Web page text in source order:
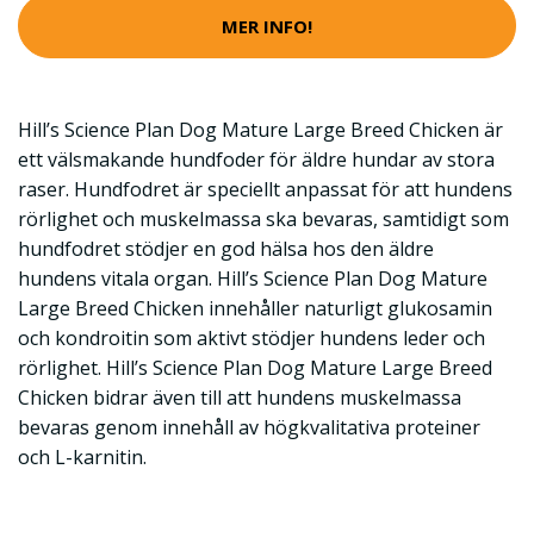
MER INFO!
Hill’s Science Plan Dog Mature Large Breed Chicken är
ett välsmakande hundfoder för äldre hundar av stora
raser. Hundfodret är speciellt anpassat för att hundens
rörlighet och muskelmassa ska bevaras, samtidigt som
hundfodret stödjer en god hälsa hos den äldre
hundens vitala organ. Hill’s Science Plan Dog Mature
Large Breed Chicken innehåller naturligt glukosamin
och kondroitin som aktivt stödjer hundens leder och
rörlighet. Hill’s Science Plan Dog Mature Large Breed
Chicken bidrar även till att hundens muskelmassa
bevaras genom innehåll av högkvalitativa proteiner
och L-karnitin.